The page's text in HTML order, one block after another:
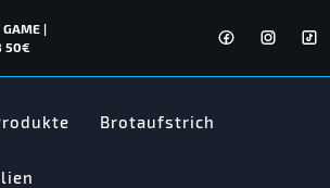
GAME |
50€
Brotaufstrich